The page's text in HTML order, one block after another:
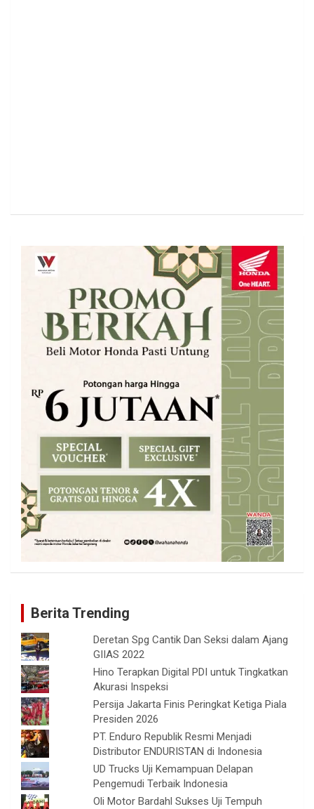
Berita Trending
Deretan Spg Cantik Dan Seksi dalam Ajang
GIIAS 2022
Hino Terapkan Digital PDI untuk Tingkatkan
Akurasi Inspeksi
Persija Jakarta Finis Peringkat Ketiga Piala
Presiden 2026
PT. Enduro Republik Resmi Menjadi
Distributor ENDURISTAN di Indonesia
UD Trucks Uji Kemampuan Delapan
Pengemudi Terbaik Indonesia
Oli Motor Bardahl Sukses Uji Tempuh